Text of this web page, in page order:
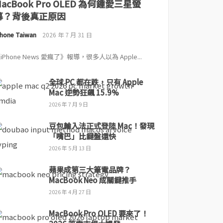
Pro OLED 為何鍾愛三星螢
？背後真正原因
Taiwan 2026 年 7 月 31 日
News 愛瘋了》報導，很多人以為 Apple...
全球 PC 都在跌，只有 Apple
Mac 逆勢狂飆 15.9%
2026 年 7 月 9 日
豆包輸入法正式登陸 Mac！發現
「嘴巴」比鍵盤還快
2026 年 5 月 13 日
蘋果成第三大筆電品牌？
MacBook Neo 成關鍵推手
2026 年 4 月 27 日
MacBook Pro OLED 要來了！